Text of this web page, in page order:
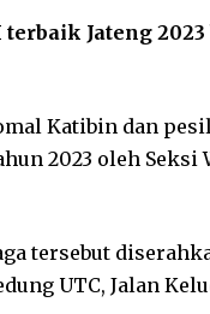
Jateng 2023
Katibin dan
2023 oleh Seksi
tersebut
UTC, Jalan